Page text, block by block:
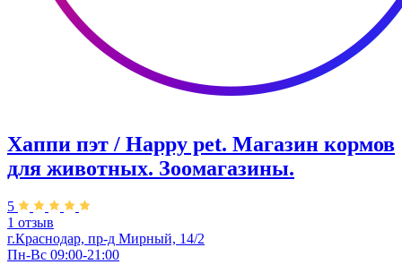
Хаппи пэт / Happy pet. Магазин кормов
для животных. Зоомагазины.
5
1 отзыв
г.Краснодар, пр-д Мирный, 14/2
Пн-Вс 09:00-21:00